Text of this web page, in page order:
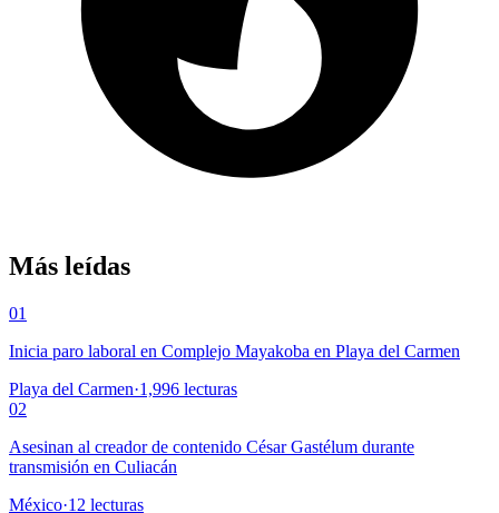
Más leídas
01
Inicia paro laboral en Complejo Mayakoba en Playa del Carmen
Playa del Carmen·1,996 lecturas
02
Asesinan al creador de contenido César Gastélum durante
transmisión en Culiacán
México·12 lecturas